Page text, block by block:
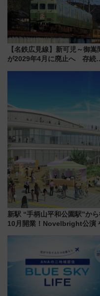
【名鉄広見線】新可児～御嵩
が2029年4月に廃止へ 存続
新駅 “手柄山平和公園駅”か
10月開業！Novelbright公演